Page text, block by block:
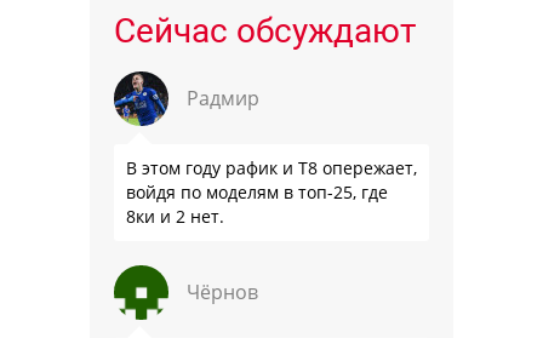
Сейчас обсуждают
Радмир
В этом году рафик и Т8 опережает,
войдя по моделям в топ-25, где
8ки и 2 нет.
Чёрнов